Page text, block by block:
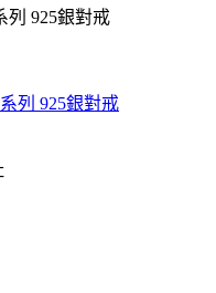
列 925銀對戒